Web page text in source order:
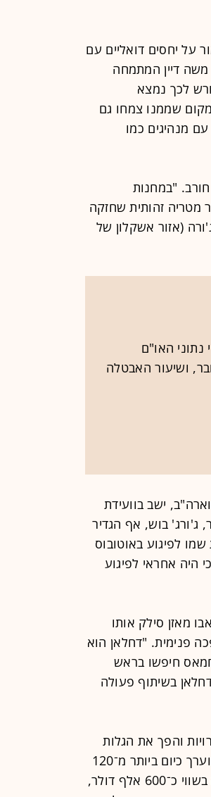
על יחסים דואליים עם
דיין המתמחה
לכך נמצא
שממנו צמחו גם
מנהיגים כמו
"במחנות
מטריה זהותית שחזקה
(אזור אשקלון של
האו"ם
התכווצה ב־84% מאז 7 באוקטובר, ושיעור האבטלה
ישב בוועידת
ג'ורג' בוש, אף הגדיר
לפיגוע באוטובוס
הילדים בכפר דרום ב־2000. בית משפט ישראלי קבע ב־2019 כי היה אחראי לפיגוע
הנוכחי של חייו, חמאס גירש את דחלאן מעזה ב־2007 ואבו מאזן סילק אותו
מהפכה פנימית. "דחלאן הוא
חמאס חיפשו בראש
בשיתוף פעולה
והפך את הגלות
לנכס. לאורך השנים הוא בנה לעצמו אימפריה עסקית: הונו מוערך כיום ביותר מ־120
מיליון דולר, כאשר ממקום מושבו בדובאי הוא רכש דירת יוקרה בשווי כ־600 אלף דולר,